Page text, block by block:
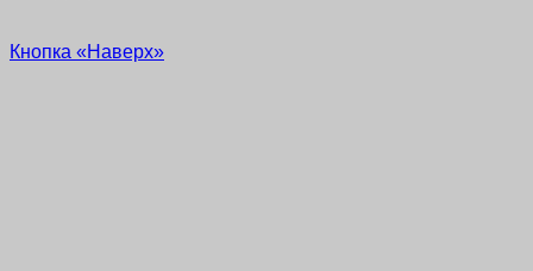
Кнопка «Наверх»